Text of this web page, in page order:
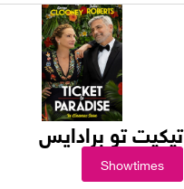
تيكيت تو برادايس
Showtimes